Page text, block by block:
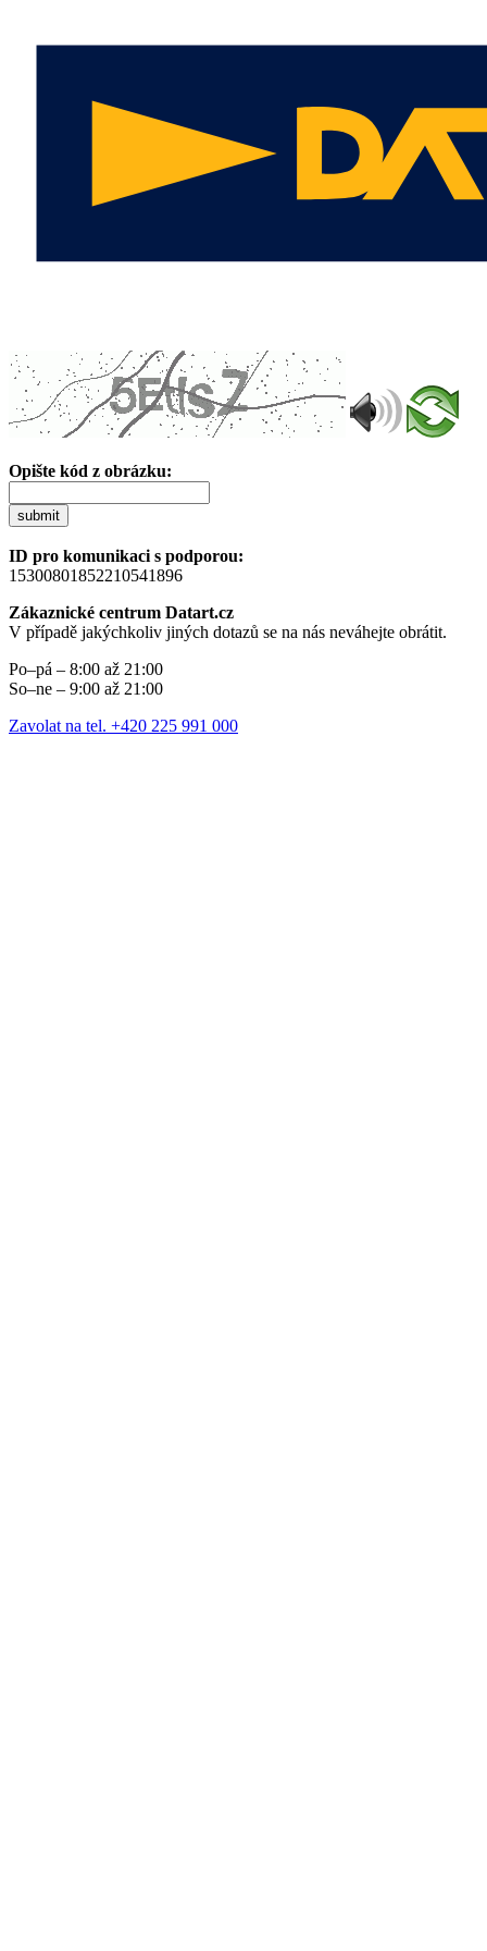
Opište kód z obrázku:
submit
ID pro komunikaci s podporou:
15300801852210541896
Zákaznické centrum Datart.cz
V případě jakýchkoliv jiných dotazů se na nás neváhejte obrátit.
Po–pá – 8:00 až 21:00
So–ne – 9:00 až 21:00
Zavolat na tel. +420 225 991 000